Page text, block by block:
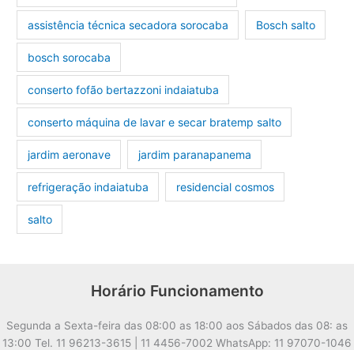
assistência técnica secadora sorocaba Bosch salto
bosch sorocaba
conserto fofão bertazzoni indaiatuba
conserto máquina de lavar e secar bratemp salto
jardim aeronave jardim paranapanema
refrigeração indaiatuba residencial cosmos
salto
Horário Funcionamento
Segunda a Sexta-feira das 08:00 as 18:00 aos Sábados das 08: as
13:00 Tel. 11 96213-3615 | 11 4456-7002 WhatsApp: 11 97070-1046